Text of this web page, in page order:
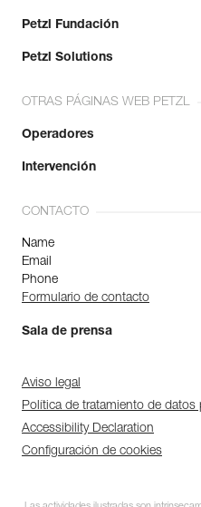
Petzl Fundación
Petzl Solutions
OTRAS PÁGINAS WEB PETZL
Operadores
Intervención
CONTACTO
Name
Email
Phone
Formulario de contacto
Sala de prensa
Aviso legal
Política de tratamiento de
Accessibility Declaration
Configuración de cookies